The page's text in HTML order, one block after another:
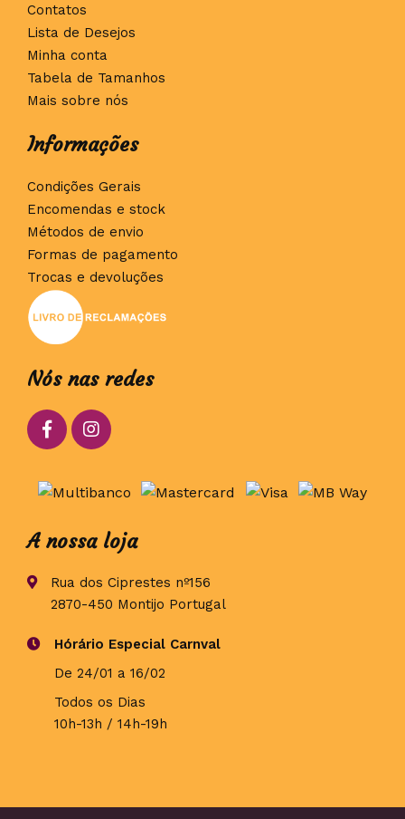
Contatos
Lista de Desejos
Minha conta
Tabela de Tamanhos
Mais sobre nós
Informações
Condições Gerais
Encomendas e stock
Métodos de envio
Formas de pagamento
Trocas e devoluções
Nós nas redes
A nossa loja
Rua dos Ciprestes nº156
2870-450 Montijo Portugal
Hórário Especial Carnval
De 24/01 a 16/02
Todos os Dias
10h-13h / 14h-19h